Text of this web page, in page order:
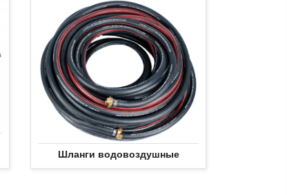
Шланги водовоздушные